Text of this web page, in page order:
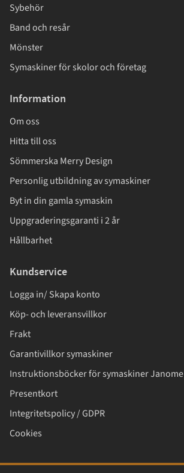
Sybehör
Band och resår
Mönster
Symaskiner för skolor och företag
Information
Om oss
Hitta till oss
Sömmerska Merry Design
Personlig utbildning av symaskiner
Byt in din gamla symaskin
Uppgraderingsgaranti i 2 år
Hållbarhet
Kundservice
Logga in/ Skapa konto
Köp- och leveransvillkor
Frakt
Garantivillkor symaskiner
Instruktionsböcker för symaskiner Janome
Presentkort
Integritetspolicy / GDPR
Cookies